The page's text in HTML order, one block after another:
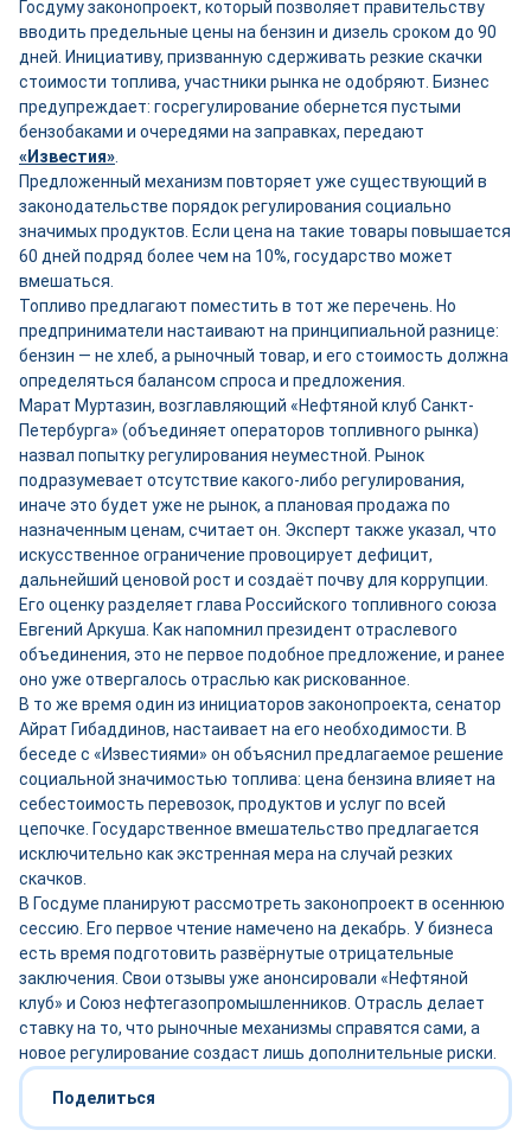
Госдуму законопроект, который позволяет правительству
вводить предельные цены на бензин и дизель сроком до 90
дней. Инициативу, призванную сдерживать резкие скачки
стоимости топлива, участники рынка не одобряют. Бизнес
предупреждает: госрегулирование обернется пустыми
бензобаками и очередями на заправках, передают
«Известия»
Предложенный механизм повторяет уже существующий в
законодательстве порядок регулирования социально
значимых продуктов. Если цена на такие товары повышается
60 дней подряд более чем на 10%, государство может
вмешаться.
Топливо предлагают поместить в тот же перечень. Но
предприниматели настаивают на принципиальной разнице:
бензин — не хлеб, а рыночный товар, и его стоимость должна
определяться балансом спроса и предложения.
Марат Муртазин, возглавляющий «Нефтяной клуб Санкт-
Петербурга» (объединяет операторов топливного рынка)
назвал попытку регулирования неуместной. Рынок
подразумевает отсутствие какого-либо регулирования,
иначе это будет уже не рынок, а плановая продажа по
назначенным ценам, считает он. Эксперт также указал, что
искусственное ограничение провоцирует дефицит,
дальнейший ценовой рост и создаёт почву для коррупции.
Его оценку разделяет глава Российского топливного союза
Евгений Аркуша. Как напомнил президент отраслевого
объединения, это не первое подобное предложение, и ранее
оно уже отвергалось отраслью как рискованное.
В то же время один из инициаторов законопроекта, сенатор
Айрат Гибаддинов, настаивает на его необходимости. В
беседе с «Известиями» он объяснил предлагаемое решение
социальной значимостью топлива: цена бензина влияет на
себестоимость перевозок, продуктов и услуг по всей
цепочке. Государственное вмешательство предлагается
исключительно как экстренная мера на случай резких
скачков.
В Госдуме планируют рассмотреть законопроект в осеннюю
сессию. Его первое чтение намечено на декабрь. У бизнеса
есть время подготовить развёрнутые отрицательные
заключения. Свои отзывы уже анонсировали «Нефтяной
клуб» и Союз нефтегазопромышленников. Отрасль делает
ставку на то, что рыночные механизмы справятся сами, а
новое регулирование создаст лишь дополнительные риски.
Поделиться